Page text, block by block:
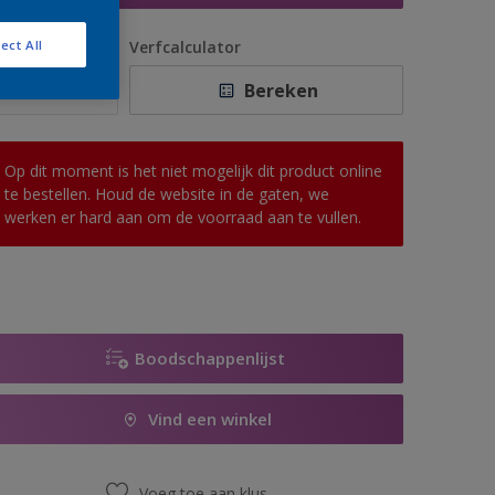
Verfcalculator
Bereken
Op dit moment is het niet mogelijk dit product online
te bestellen. Houd de website in de gaten, we
werken er hard aan om de voorraad aan te vullen.
Boodschappenlijst
Vind een winkel
All